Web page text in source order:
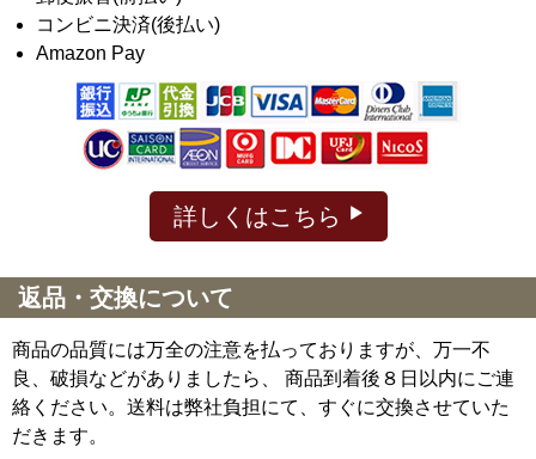
コンビニ決済(後払い)
Amazon Pay
詳しくはこちら
返品・交換について
商品の品質には万全の注意を払っておりますが、万一不
良、破損などがありましたら、 商品到着後８日以内にご連
絡ください。送料は弊社負担にて、すぐに交換させていた
だきます。